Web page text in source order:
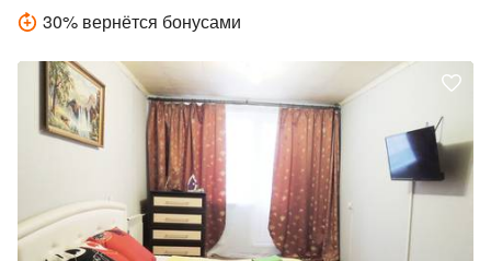
30% вернётся бонусами